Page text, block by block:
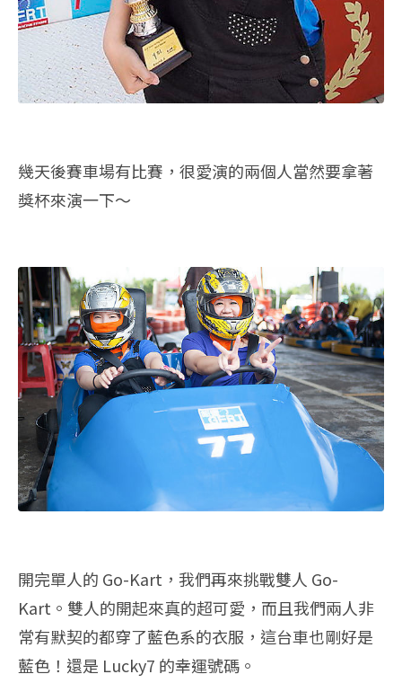
幾天後賽車場有比賽，很愛演的兩個人當然要拿著
獎杯來演一下～
開完單人的 Go-Kart，我們再來挑戰雙人 Go-
Kart。雙人的開起來真的超可愛，而且我們兩人非
常有默契的都穿了藍色系的衣服，這台車也剛好是
藍色！還是 Lucky7 的幸運號碼。